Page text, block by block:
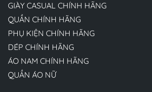
GIÀY CASUAL CHÍNH HÃNG
QUẦN CHÍNH HÃNG
PHỤ KIỆN CHÍNH HÃNG
DÉP CHÍNH HÃNG
ÁO NAM CHÍNH HÃNG
QUẦN ÁO NỮ